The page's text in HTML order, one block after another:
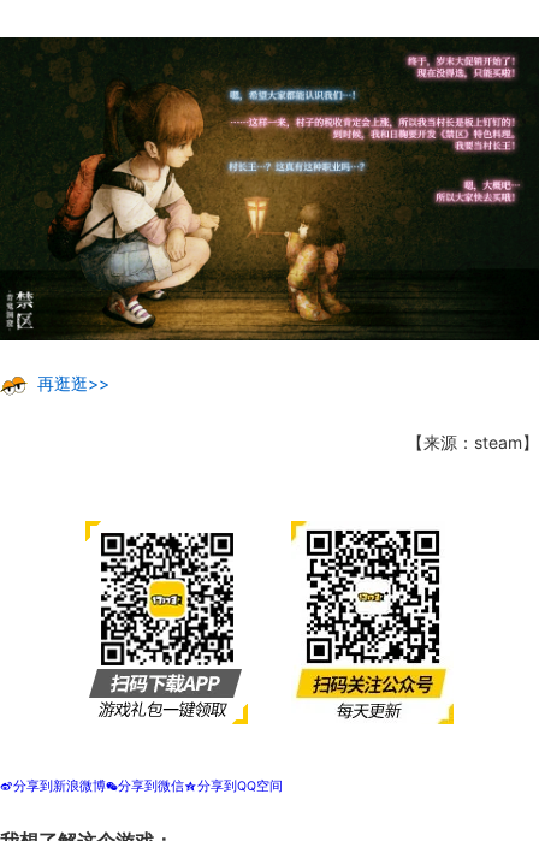
再逛逛>>
【来源：steam】
t分享到新浪微博w分享到微信z分享到QQ空间